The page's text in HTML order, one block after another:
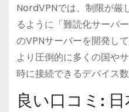
NordVPNでは、制限が厳
るように「難読化サーバ
のVPNサーバーを開発し
より圧倒的に多くの国や
時に接続できるデバイス
良い口コミ: